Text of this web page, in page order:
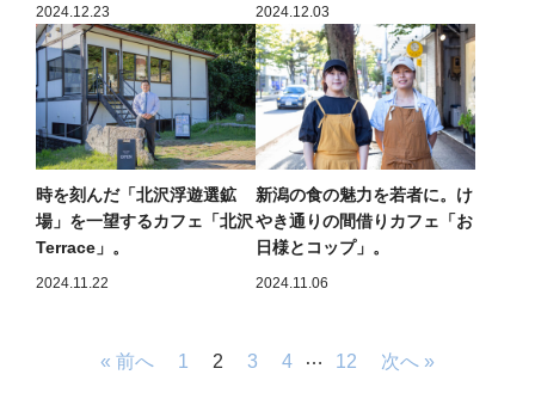
2024.12.23 2024.12.03
時を刻んだ「北沢浮遊選鉱
場」を一望するカフェ「北沢
Terrace」。
2024.11.22
新潟の食の魅力を若者に。け
やき通りの間借りカフェ「お
日様とコップ」。
2024.11.06
« 前へ 1 2 3 4 … 12 次へ »